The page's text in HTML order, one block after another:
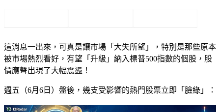
這消息一出來，可真是讓市場「大失所望」，特別是那些原本
被市場熱烈看好，有望「升級」納入標普500指數的個股，股
價應聲出現了大幅震盪 ！
週五（6月6日）盤後，幾支受影響的熱門股票立即「臉綠」：